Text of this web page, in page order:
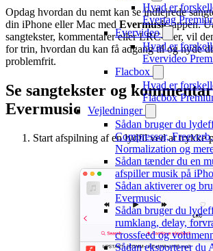
Hvad er
Evertag
Evervideo
Hvad er
Evervideo
Flacbox
Hvad er
Flacbox
Vejledninger
Sådan bruger du
Compressor,
Normalization og
Sådan tænder du en
afspiller musik på
Sådan aktiverer og
Evermusic
Sådan bruger du
rumklang, delay,
crossfeed og
Sådan eksporterer
Opdag hvordan du nemt kan se indlejrede
din iPhone eller Mac med Evermusic-appen.
sangtekster, kommentarer eller LRC-filer, vil
for trin, hvordan du kan få adgang til og nyde
problemfrit.
Se sangtekster og
Evermusic
Start afspilning af en lydfil ved at trykke